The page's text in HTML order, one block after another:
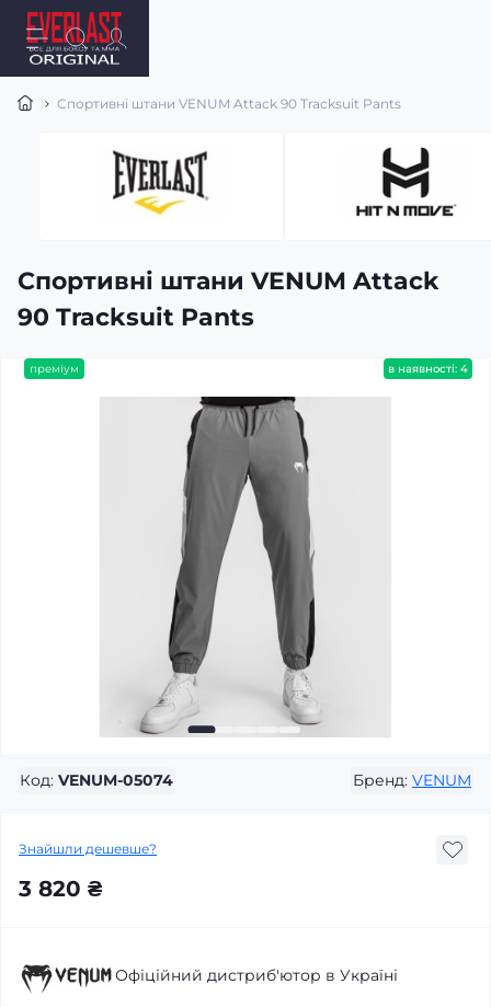
Спортивні штани VENUM Attack 90 Tracksuit Pants
Спортивні штани VENUM Attack
90 Tracksuit Pants
преміум в наявності: 4
Код: VENUM-05074 Бренд: VENUM
Знайшли дешевше?
3 820 ₴
Офіційний дистриб'ютор в Україні